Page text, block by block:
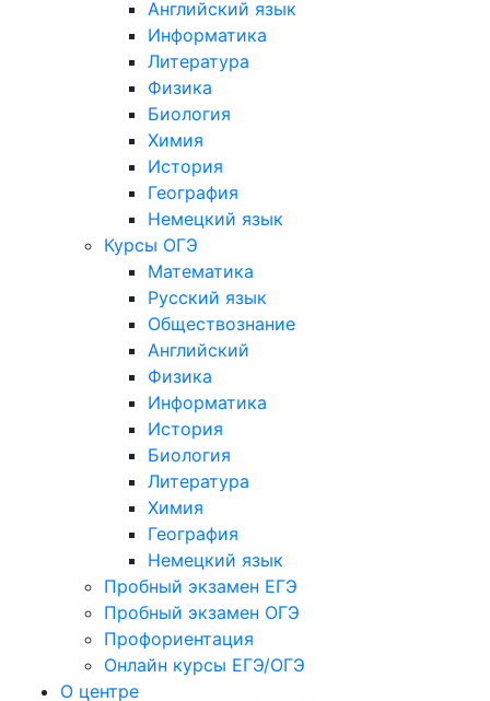
Английский язык
Информатика
Литература
Физика
Биология
Химия
История
География
Немецкий язык
Курсы ОГЭ
Математика
Русский язык
Обществознание
Английский
Физика
Информатика
История
Биология
Литература
Химия
География
Немецкий язык
Пробный экзамен ЕГЭ
Пробный экзамен ОГЭ
Профориентация
Онлайн курсы ЕГЭ/ОГЭ
О центре